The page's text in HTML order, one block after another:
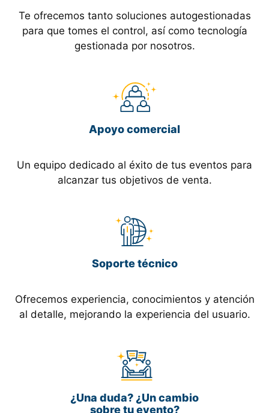
Te ofrecemos tanto soluciones autogestionadas
para que tomes el control, así como tecnología
gestionada por nosotros.
Apoyo comercial
Un equipo dedicado al éxito de tus eventos para
alcanzar tus objetivos de venta.
Soporte técnico
Ofrecemos experiencia, conocimientos y atención
al detalle, mejorando la experiencia del usuario.
¿Una duda? ¿Un cambio
sobre tu evento?